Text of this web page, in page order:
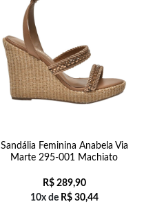
Sandália Feminina Anabela Via
Marte 295-001 Machiato
R$289,90
10x de R$30,44